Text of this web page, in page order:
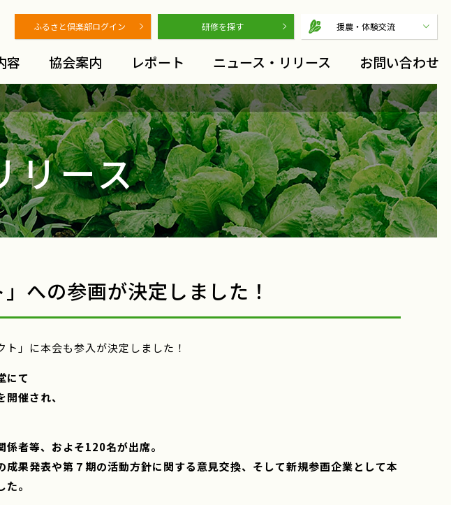
ふるさと倶楽部ログイン 研修を探す 援農・体験交流
容 協会案内 レポート ニュース・リリース お問い合わせ
リース
への参画が決定しました！
」に本会も参入が決定しました！
にて
催され、
者等、およそ120名が出席。
果発表や第７期の活動方針に関する意見交換、そして新規参画企業として本
。